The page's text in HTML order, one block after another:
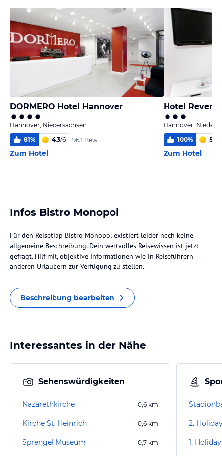
DORMERO Hotel Hannover
Hannover, Niedersachsen
81% 4,3/6 963 Bew.
Zum Hotel
Hotel Reverey
Hannover,
100% 5,1
Zum Hotel
Infos Bistro Monopol
Für den Reisetipp Bistro Monopol existiert leider noch keine
allgemeine Beschreibung. Dein wertvolles Reisewissen ist jetzt
gefragt. Hilf mit, objektive Informationen wie in Reiseführern
anderen Urlaubern zur Verfügung zu stellen.
Beschreibung bearbeiten
Interessantes in der Nähe
Sehenswürdigkeiten
Nazarethkirche 0,6 km
Kirche St. Heinrich 0,6 km
Sprengel Museum 0,7 km